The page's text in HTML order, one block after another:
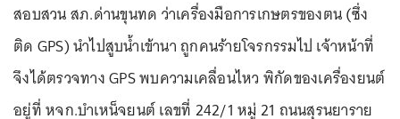
สอบสวน สภ.ด่านขุนทด ว่าเครื่องมือการเกษตรของตน (ซึ่ง
ติด GPS) นำไปสูบน้ำเข้านา ถูกคนร้ายโจรกรรมไป เจ้าหน้าที่
จึงได้ตรวจทาง GPS พบความเคลื่อนไหว พิกัดของเครื่องยนต์
อยู่ที่ หจก.บำเหน็จยนต์ เลขที่ 242/1 หมู่ 21 ถนนสุรนยาราย